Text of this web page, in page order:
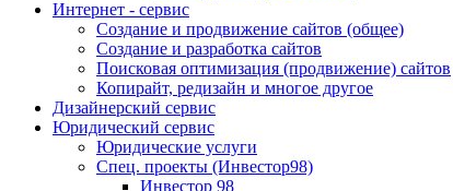
Интернет - сервис
Создание и продвижение сайтов (общее)
Создание и разработка сайтов
Поисковая оптимизация (продвижение) сайтов
Копирайт, редизайн и многое другое
Дизайнерский сервис
Юридический сервис
Юридические услуги
Спец. проекты (Инвестор98)
Инвестор 98